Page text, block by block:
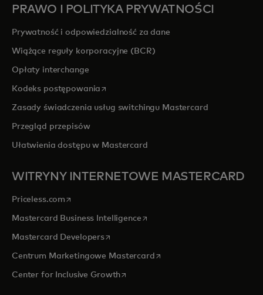
PRAWO I POLITYKA PRYWATNOŚCI
Prywatność i odpowiedzialność za dane
Wiążące reguły korporacyjne (BCR)
Opłaty interchange
Kodeks postępowania opens in a new tab
Zasady świadczenia usług switchingu Mastercard
Przegląd przepisów
Ułatwienia dostępu w Mastercard
WITRYNY INTERNETOWE MASTERCARD
Priceless.com opens in a new tab
Mastercard Business Intelligenceopens in a new tab
Mastercard Developersopens in a new tab
Centrum Marketingowe Mastercardopens in a new tab
Center for Inclusive Growthopens in a new tab